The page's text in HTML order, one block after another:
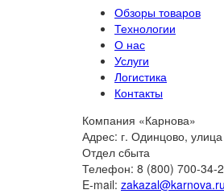
Обзоры товаров
Технологии
О нас
Услуги
Логистика
Контакты
Компания «Карнова»
Адрес: г. Одинцово,
Отдел сбыта
Телефон: 8 (800) 700-34-
E-mail: zakazal@karnova.ru